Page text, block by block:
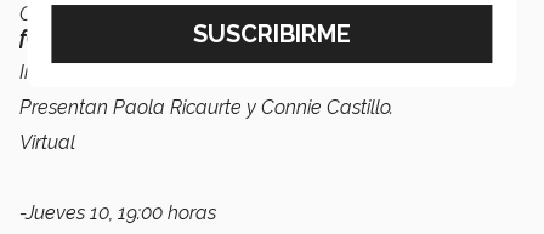
Conferencia
feminismo?
Imparte Lauren F. Klein.
Presentan Paola Ricaurte y Connie Castillo.
Virtual
-Jueves 10, 19:00 horas